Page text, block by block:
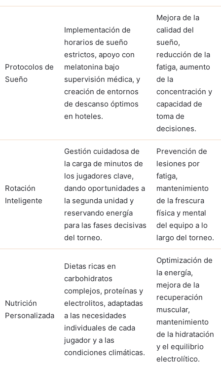
Protocolos de
Sueño
Implementación de
horarios de sueño
estrictos, apoyo con
melatonina bajo
supervisión médica, y
creación de entornos
de descanso óptimos
en hoteles.
Mejora de la
calidad del
sueño,
reducción de la
fatiga, aumento
de la
concentración y
capacidad de
toma de
decisiones.
Rotación
Inteligente
Gestión cuidadosa de
la carga de minutos de
los jugadores clave,
dando oportunidades a
la segunda unidad y
reservando energía
para las fases decisivas
del torneo.
Prevención de
lesiones por
fatiga,
mantenimiento
de la frescura
física y mental
del equipo a lo
largo del torneo.
Nutrición
Personalizada
Dietas ricas en
carbohidratos
complejos, proteínas y
electrolitos, adaptadas
a las necesidades
individuales de cada
jugador y a las
condiciones climáticas.
Optimización de
la energía,
mejora de la
recuperación
muscular,
mantenimiento
de la hidratación
y el equilibrio
electrolítico.